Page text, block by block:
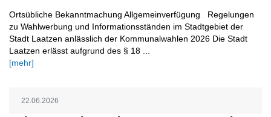
Ortsübliche Bekanntmachung Allgemeinverfügung Regelungen
zu Wahlwerbung und Informationsständen im Stadtgebiet der
Stadt Laatzen anlässlich der Kommunalwahlen 2026 Die Stadt
Laatzen erlässt aufgrund des § 18 ...
[mehr]
22.06.2026